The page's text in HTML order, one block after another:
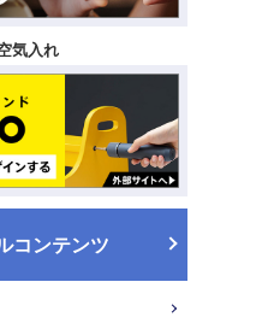
気入れ
コンテンツ